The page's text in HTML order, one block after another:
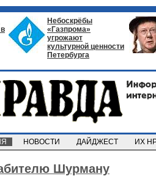
Небоскрёбы
«Газпрома»
угрожают
культурной ценности
Петербурга
НОВОСТИ ДАЙДЖЕСТ ИХ
Шурману